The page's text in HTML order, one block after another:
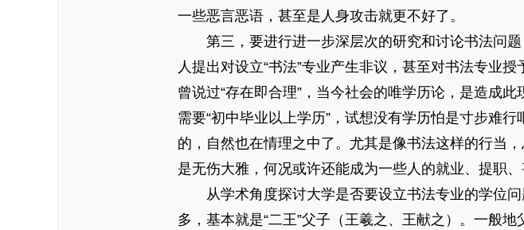
一些恶言恶语，甚至是人身攻击就更不好了。
第三，要进行进一步深层次的研究和讨论书法问题
人提出对设立“书法”专业产生非议，甚至对书法专业
曾说过“存在即合理”，当今社会的唯学历论，是造成
需要“初中毕业以上学历”，试想没有学历怕是寸步难行
的，自然也在情理之中了。尤其是像书法这样的行当
是无伤大雅，何况或许还能成为一些人的就业、提职
从学术角度探讨大学是否要设立书法专业的学位问
多，基本就是“二王”父子（王羲之、王献之）。一般